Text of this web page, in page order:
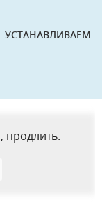
УСТАНАВЛИВАЕМ
продлить.